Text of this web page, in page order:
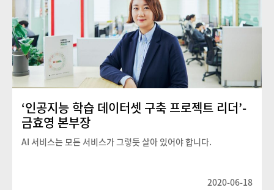
‘인공지능 학습 데이터셋 구축 프로젝트 리더’-
금효영 본부장
AI 서비스는 모든 서비스가 그렇듯 살아 있어야 합니다.
2020-06-18